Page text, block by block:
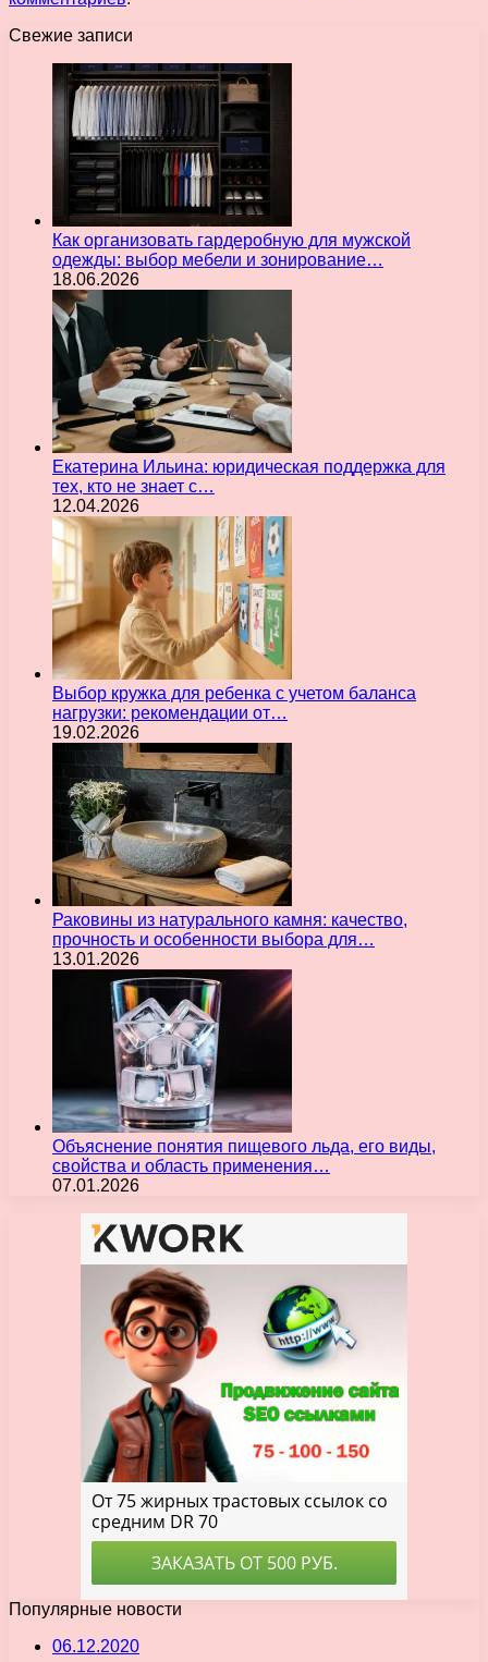
Свежие записи
Как организовать гардеробную для мужской
одежды: выбор мебели и зонирование…
18.06.2026
Екатерина Ильина: юридическая поддержка для
тех, кто не знает с…
12.04.2026
Выбор кружка для ребенка с учетом баланса
нагрузки: рекомендации от…
19.02.2026
Раковины из натурального камня: качество,
прочность и особенности выбора для…
13.01.2026
Объяснение понятия пищевого льда, его виды,
свойства и область применения…
07.01.2026
Популярные новости
06.12.2020